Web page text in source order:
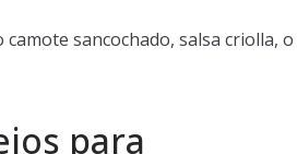
camote sancochado, salsa criolla, o
para